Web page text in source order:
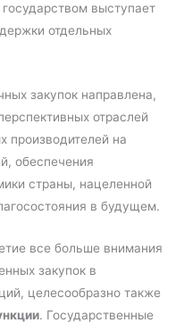
выступает
отдельных
закупок направлена,
отраслей
производителей на
обеспечения
страны, нацеленной
в будущем.
все больше внимания
закупок в
целесообразно также
. Государственные